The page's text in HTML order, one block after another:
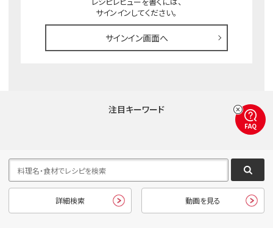
サインインしてください。
サインイン画面へ
注目キーワード
詳細検索 動画を見る
FAQ